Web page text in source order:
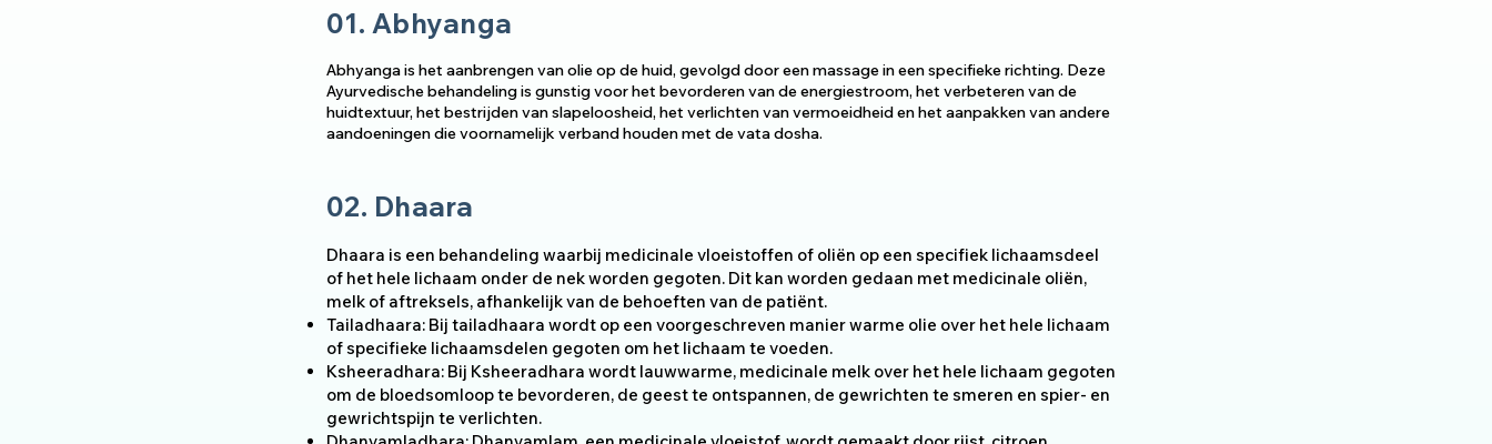
01. Abhyanga
Abhyanga is het aanbrengen van olie op de huid, gevolgd door een massage in een specifieke richting. Deze
Ayurvedische behandeling is gunstig voor het bevorderen van de energiestroom, het verbeteren van de
huidtextuur, het bestrijden van slapeloosheid, het verlichten van vermoeidheid en het aanpakken van andere
aandoeningen die voornamelijk verband houden met de vata dosha.
02. Dhaara
Dhaara is een behandeling waarbij medicinale vloeistoffen of oliën op een specifiek lichaamsdeel
of het hele lichaam onder de nek worden gegoten. Dit kan worden gedaan met medicinale oliën,
melk of aftreksels, afhankelijk van de behoeften van de patiënt.
Tailadhaara: Bij tailadhaara wordt op een voorgeschreven manier warme olie over het hele lichaam
of specifieke lichaamsdelen gegoten om het lichaam te voeden.
Ksheeradhara: Bij Ksheeradhara wordt lauwwarme, medicinale melk over het hele lichaam gegoten
om de bloedsomloop te bevorderen, de geest te ontspannen, de gewrichten te smeren en spier- en
gewrichtspijn te verlichten.